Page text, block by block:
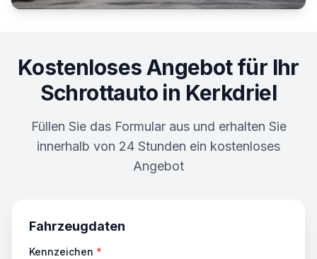
Kostenloses Angebot für Ihr
Schrottauto in Kerkdriel
Füllen Sie das Formular aus und erhalten Sie
innerhalb von 24 Stunden ein kostenloses
Angebot
Fahrzeugdaten
Kennzeichen *